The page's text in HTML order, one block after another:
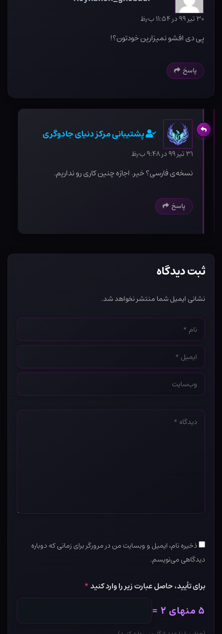
۳۰ تیر ۹۹ در ۱۱:۵۴ ب٫ظ
پی دی افشو نمیزارین خودتون؟!
پاسخ
پشتیبانی مرکز دنیای جادوگری
۳۱ تیر ۹۹ در ۹:۴۸ ب٫ظ
نسخه‌ی فارسی؟ خیر. اجازه چنین کاری رو نداریم.
پاسخ
ثبت دیدگاه
نشانی ایمیل شما منتشر نخواهد شد.
نام
*
ایمیل
*
وب‌سایت
*
دیدگاه
ذخیره نام، ایمیل و وبسایت من در مرورگر برای زمانی که دوباره
دیدگاهی می‌نویسم.
برای تأیید، حاصل عبارت زیر را وارد کنید*
۵ منهای ۲ =